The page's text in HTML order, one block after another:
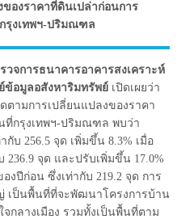
องราคาที่ดินเปล่าก่อนการ
งเทพฯ-ปริมณฑล
จการธนาคารอาคารสงเคราะห์
ข้อมูลอสังหาริมทรัพย์ เปิดเผยว่า
ามการเปลี่ยนแปลงของราคา
กรุงเทพฯ-ปริมณฑล พบว่า
บ 256.5 จุด เพิ่มขึ้น 8.3% เมื่อ
236.9 จุด และปรับเพิ่มขึ้น 17.0%
งปีก่อน ซึ่งเท่ากับ 219.2 จุด การ
เป็นพื้นที่ที่จะพัฒนาโครงการบ้าน
กลางเมือง รวมทั้งเป็นพื้นที่ตาม